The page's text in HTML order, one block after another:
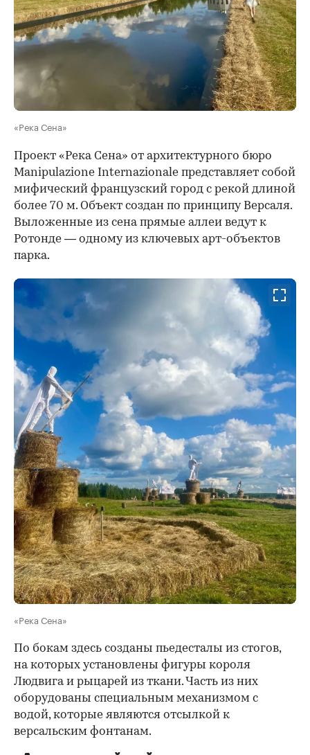
«Река Сена»
00:00
Проект «Река Сена» от архитектурного бюро
Manipulazione Internazionale представляет собой
мифический французский город с рекой длиной
более 70 м. Объект создан по принципу Версаля.
Выложенные из сена прямые аллеи ведут к
Ротонде — одному из ключевых арт-объектов
парка.
«Река Сена»
По бокам здесь созданы пьедесталы из стогов,
на которых установлены фигуры короля
Людвига и рыцарей из ткани. Часть из них
оборудованы специальным механизмом с
водой, которые являются отсылкой к
версальским фонтанам.